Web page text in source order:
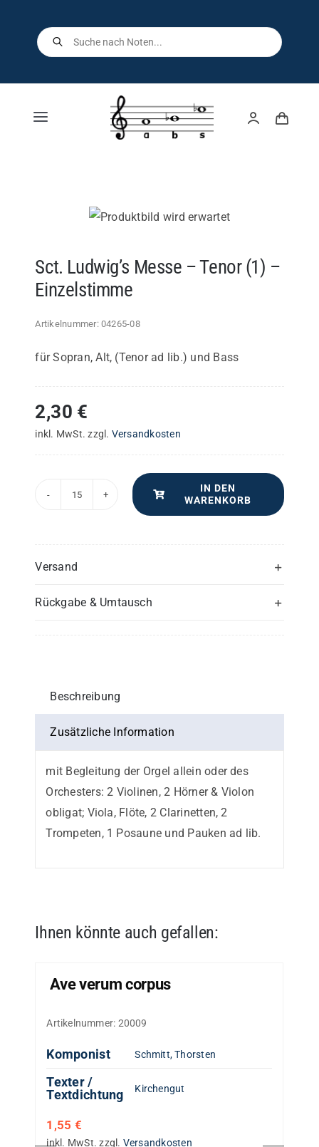
content
Products
search
Toggle
Kontakt
Sct. Ludwig’s Messe – Tenor (1) –
Einzelstimme
Artikelnummer: 04265-08
für Sopran, Alt, (Tenor ad lib.) und Bass
2,30 €
inkl. MwSt. zzgl. Versandkosten
–
(1)
IN DEN
WARENKORB
Versand
Rückgabe & Umtausch
Beschreibung
Zusätzliche Information
mit Begleitung der Orgel allein oder des
Orchesters: 2 Violinen, 2 Hörner & Violon
obligat; Viola, Flöte, 2 Clarinetten, 2
Trompeten, 1 Posaune und Pauken ad lib.
Ihnen könnte auch gefallen:
Ave verum corpus
Artikelnummer: 20009
Komponist Schmitt, Thorsten
Texter /
Textdichtung
Kirchengut
1,55 €
inkl. MwSt. zzgl. Versandkosten